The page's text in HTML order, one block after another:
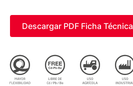
Descargar PDF Ficha Técnica